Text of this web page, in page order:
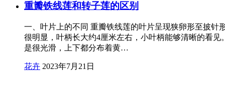
重瓣铁线莲和转子莲的区别
一、叶片上的不同 重瓣铁线莲的叶片呈现狭卵形至披针
很明显，叶柄长大约4厘米左右，小叶柄能够清晰的看
是很光滑，上下都分布着黄…
花卉 2023年7月21日